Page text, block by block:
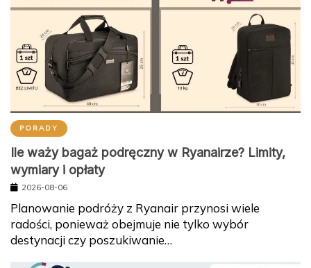
PORADY
Ile waży bagaż podręczny w Ryanairze? Limity,
wymiary i opłaty
2026-08-06
Planowanie podróży z Ryanair przynosi wiele
radości, ponieważ obejmuje nie tylko wybór
destynacji czy poszukiwanie…